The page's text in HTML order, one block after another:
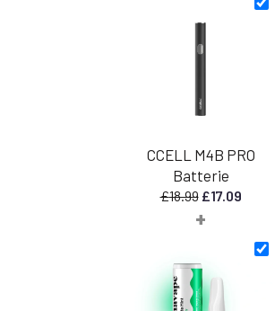
CCELL M4B PRO
Batterie
£18.99 Le
prix
:
£18.99.
£17.09Le
est
+